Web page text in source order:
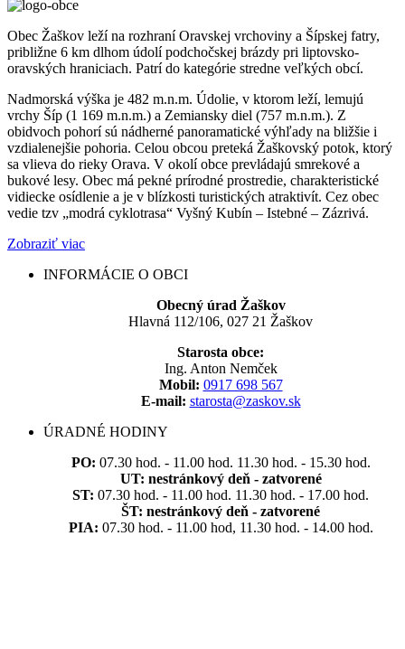
Obec Žaškov leží na rozhraní Oravskej vrchoviny a Šípskej fatry,
približne 6 km dlhom údolí podchočskej brázdy pri liptovsko-
oravských hraniciach. Patrí do kategórie stredne veľkých obcí.
Nadmorská výška je 482 m.n.m. Údolie, v ktorom leží, lemujú
vrchy Šíp (1 169 m.n.m.) a Zemiansky diel (757 m.n.m.). Z
obidvoch pohorí sú nádherné panoramatické výhľady na bližšie i
vzdialenejšie pohoria. Celou obcou preteká Žaškovský potok, ktorý
sa vlieva do rieky Orava. V okolí obce prevládajú smrekové a
bukové lesy. Obec má pekné prírodné prostredie, charakteristické
vidiecke osídlenie a je v blízkosti turistických atraktivít. Cez obec
vedie tzv „modrá cyklotrasa“ Vyšný Kubín – Istebné – Zázrivá.
Zobraziť viac
INFORMÁCIE O OBCI
Obecný úrad Žaškov
Hlavná 112/106, 027 21 Žaškov
Starosta obce:
Ing. Anton Nemček
Mobil: 0917 698 567
E-mail: starosta@zaskov.sk
ÚRADNÉ HODINY
PO: 07.30 hod. - 11.00 hod. 11.30 hod. - 15.30 hod.
UT: nestránkový deň - zatvorené
ST: 07.30 hod. - 11.00 hod. 11.30 hod. - 17.00 hod.
ŠT: nestránkový deň - zatvorené
PIA: 07.30 hod. - 11.00 hod, 11.30 hod. - 14.00 hod.